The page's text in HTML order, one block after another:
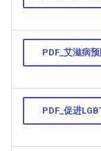
PDF_艾滋病
PDF_促进